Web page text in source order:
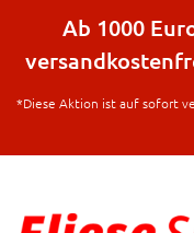
springen
Ab 1000
*Diese Aktion ist auf sofort